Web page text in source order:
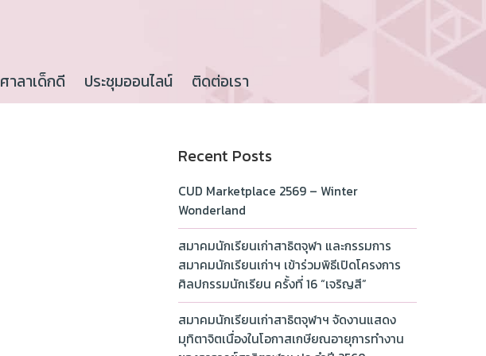
ศาลาเด็กดี ประชุมออนไลน์ ติดต่อเรา
Recent Posts
CUD Marketplace 2569 – Winter
Wonderland
สมาคมนักเรียนเก่าสาธิตจุฬา และกรรมการ
สมาคมนักเรียนเก่าฯ เข้าร่วมพิธีเปิดโครงการ
ศิลปกรรมนักเรียน ครั้งที่ 16 “เจริญสี”
สมาคมนักเรียนเก่าสาธิตจุฬาฯ จัดงานแสดง
มุทิตาจิตเนื่องในโอกาสเกษียณอายุการทำงาน